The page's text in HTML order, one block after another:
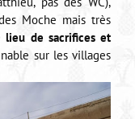
Moche mais très
lieu de sacrifices et
sur les villages